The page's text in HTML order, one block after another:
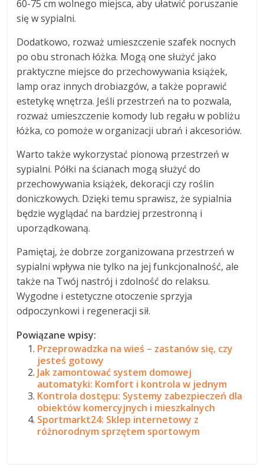
60-75 cm wolnego miejsca, aby ułatwić poruszanie
się w sypialni.
Dodatkowo, rozważ umieszczenie szafek nocnych
po obu stronach łóżka. Mogą one służyć jako
praktyczne miejsce do przechowywania książek,
lamp oraz innych drobiazgów, a także poprawić
estetykę wnętrza. Jeśli przestrzeń na to pozwala,
rozważ umieszczenie komody lub regału w pobliżu
łóżka, co pomoże w organizacji ubrań i akcesoriów.
Warto także wykorzystać pionową przestrzeń w
sypialni. Półki na ścianach mogą służyć do
przechowywania książek, dekoracji czy roślin
doniczkowych. Dzięki temu sprawisz, że sypialnia
będzie wyglądać na bardziej przestronną i
uporządkowaną.
Pamiętaj, że dobrze zorganizowana przestrzeń w
sypialni wpływa nie tylko na jej funkcjonalność, ale
także na Twój nastrój i zdolność do relaksu.
Wygodne i estetyczne otoczenie sprzyja
odpoczynkowi i regeneracji sił.
Powiązane wpisy:
Przeprowadzka na wieś – zastanów się, czy
jesteś gotowy
Jak zamontować system domowej
automatyki: Komfort i kontrola w jednym
Kontrola dostępu: Systemy zabezpieczeń dla
obiektów komercyjnych i mieszkalnych
Sportmarkt24: Sklep internetowy z
różnorodnym sprzętem sportowym